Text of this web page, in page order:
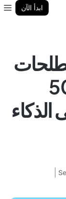
ابدأ الآن
50